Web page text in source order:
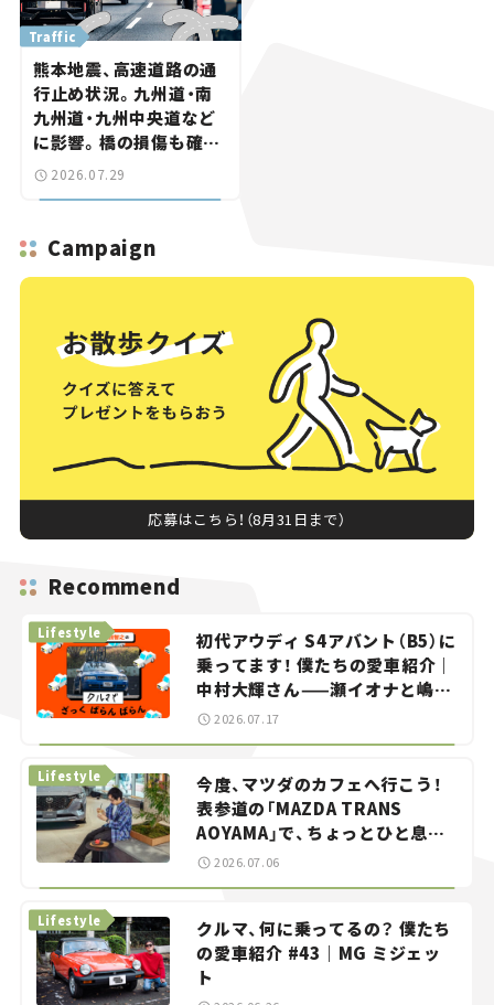
Traffic
熊本地震、高速道路の通
行止め状況。九州道・南
九州道・九州中央道など
に影響。橋の損傷も確認
【道路のニュース】
2026.07.29
Campaign
応募はこちら！（8月31日まで）
Recommend
初代アウディ S4アバント（B5）に
乗ってます！ 僕たちの愛車紹介｜
中村大輝さん——瀬イオナと嶋田
智之の「クルマでざっくばらんば
Lifestyle
2026.07.17
今度、マツダのカフェへ行こう！
表参道の「MAZDA TRANS
AOYAMA」で、ちょっとひと息。
——連載｜CCGとクルマでどうす
Lifestyle
2026.07.06
クルマ、何に乗ってるの？ 僕たち
の愛車紹介 #43｜MG ミジェッ
ト
Lifestyle